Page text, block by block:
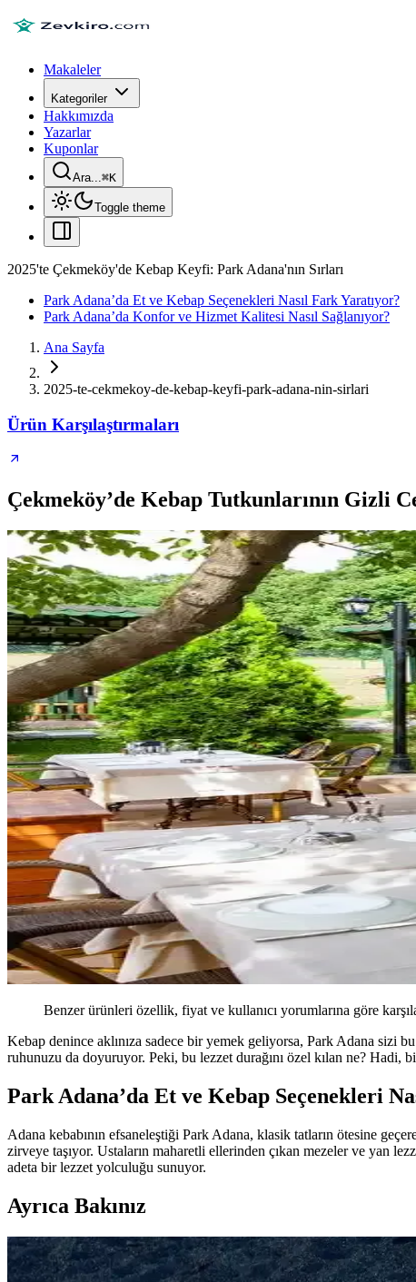
Makaleler
Kategoriler
Hakkımızda
Yazarlar
Kuponlar
Ara...⌘K
Toggle theme
2025'te Çekmeköy'de Kebap Keyfi: Park Adana'nın Sırları
Park Adana’da Et ve Kebap Seçenekleri Nasıl Fark Yaratıyor?
Park Adana’da Konfor ve Hizmet Kalitesi Nasıl Sağlanıyor?
Ana Sayfa
2025-te-cekmekoy-de-kebap-keyfi-park-adana-nin-sirlari
Ürün Karşılaştırmaları
Çekmeköy’de Kebap Tutkunlarının Gizli
Benzer ürünleri özellik, fiyat ve kullanıcı yorumlarına göre
Kebap denince aklınıza sadece bir yemek geliyorsa, Park Adana sizi
ruhunuzu da doyuruyor. Peki, bu lezzet durağını özel kılan ne? Hadi,
Park Adana’da Et ve Kebap Seçenekleri
Adana kebabının efsaneleştiği Park Adana, klasik tatların ötesine
zirveye taşıyor. Ustaların maharetli ellerinden çıkan mezeler ve yan
adeta bir lezzet yolculuğu sunuyor.
Ayrıca Bakınız
Evde Kaliteli Beyti Kebabı Yapmanın Temel Yolları